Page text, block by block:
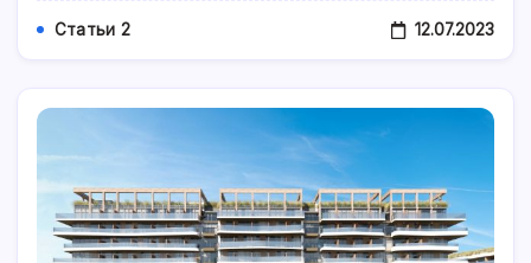
Статьи 2 12.07.2023